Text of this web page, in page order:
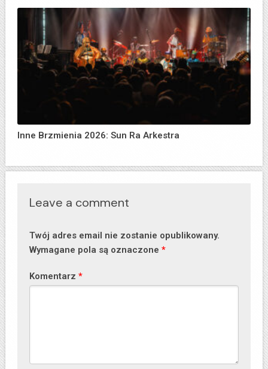
Inne Brzmienia 2026: Sun Ra Arkestra
Leave a comment
Twój adres email nie zostanie opublikowany.
Wymagane pola są oznaczone *
Komentarz *